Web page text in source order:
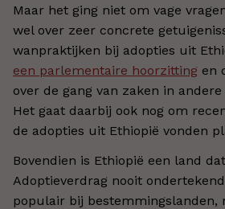
Maar het ging niet om vage
wel over zeer concrete
wanpraktijken bij adopties uit
een parlementaire hoorzitting en
over de gang van zaken in
Het gaat daarbij ook nog om
de adopties uit Ethiopië vonden
Bovendien is Ethiopië een land
Adoptieverdrag nooit
populair bij bestemmingslanden,